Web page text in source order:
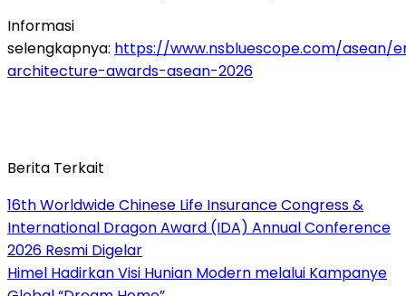
Informasi
selengkapnya: https://www.nsbluescope.com/asean/
architecture-awards-asean-2026
Berita Terkait
16th Worldwide Chinese Life Insurance Congress &
International Dragon Award (IDA) Annual Conference
2026 Resmi Digelar
Himel Hadirkan Visi Hunian Modern melalui Kampanye